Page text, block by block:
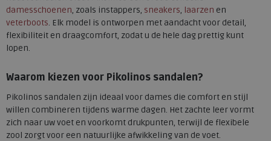
damesschoenen, zoals instappers, sneakers, laarzen en
veterboots. Elk model is ontworpen met aandacht voor detail,
flexibiliteit en draagcomfort, zodat u de hele dag prettig kunt
lopen.
Waarom kiezen voor Pikolinos sandalen?
Pikolinos sandalen zijn ideaal voor dames die comfort en stijl
willen combineren tijdens warme dagen. Het zachte leer vormt
zich naar uw voet en voorkomt drukpunten, terwijl de flexibele
zool zorgt voor een natuurlijke afwikkeling van de voet.